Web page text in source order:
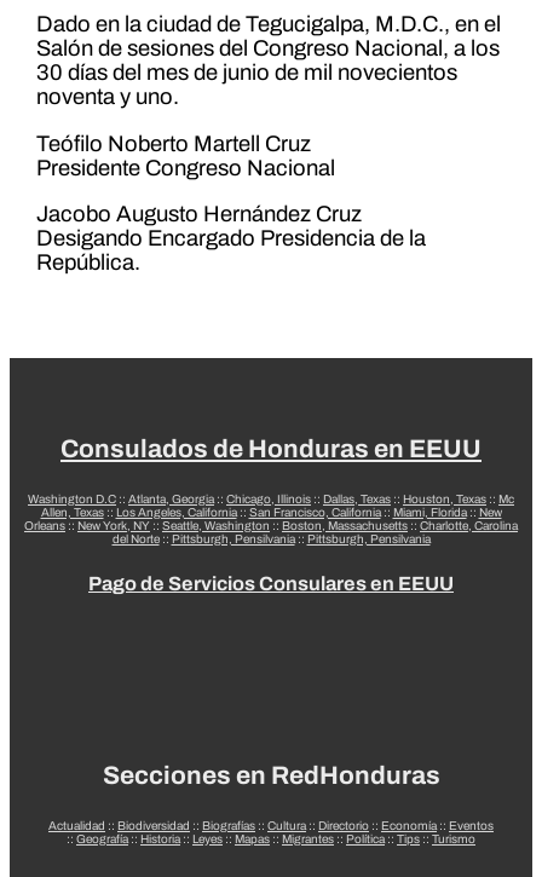
Dado en la ciudad de Tegucigalpa, M.D.C., en el
Salón de sesiones del Congreso Nacional, a los
30 días del mes de junio de mil novecientos
noventa y uno.
Teófilo Noberto Martell Cruz
Presidente Congreso Nacional
Jacobo Augusto Hernández Cruz
Desigando Encargado Presidencia de la
República.
Consulados de Honduras en EEUU
Washington D.C :: Atlanta, Georgia :: Chicago, Illinois :: Dallas, Texas :: Houston, Texas :: Mc
Allen, Texas:: Los Angeles, California:: San Francisco, California:: Miami, Florida:: New
Orleans :: New York, NY :: Seattle, Washington :: Boston, Massachusetts :: Charlotte, Carolina
del Norte:: Pittsburgh, Pensilvania:: Pittsburgh, Pensilvania
Pago de Servicios Consulares en EEUU
Secciones en RedHonduras
Actualidad :: Biodiversidad :: Biografías :: Cultura :: Directorio :: Economía :: Eventos
:: Geografía :: Historia :: Leyes :: Mapas :: Migrantes :: Política :: Tips :: Turismo